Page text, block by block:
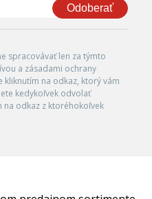
Odoberať
spracovávať len za týmto
a zásadami ochrany
na odkaz, ktorý vám
kedykoľvek odvolať
odkaz z ktoréhokoľvek